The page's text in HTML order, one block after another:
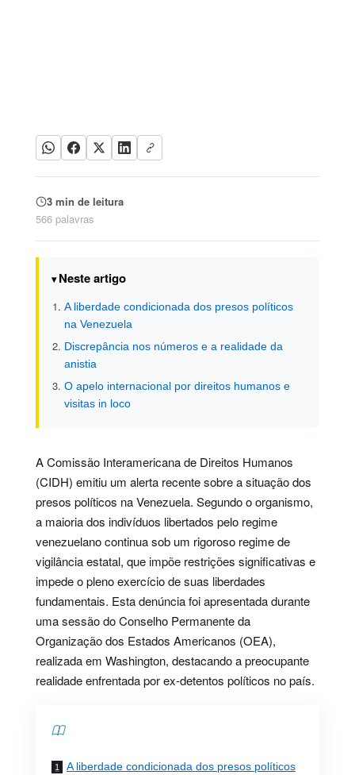
3 min de leitura
566 palavras
Neste artigo
A liberdade condicionada dos presos políticos
na Venezuela
Discrepância nos números e a realidade da
anistia
O apelo internacional por direitos humanos e
visitas in loco
A Comissão Interamericana de Direitos Humanos
(CIDH) emitiu um alerta recente sobre a situação dos
presos políticos na Venezuela. Segundo o organismo,
a maioria dos indivíduos libertados pelo regime
venezuelano continua sob um rigoroso regime de
vigilância estatal, que impõe restrições significativas e
impede o pleno exercício de suas liberdades
fundamentais. Esta denúncia foi apresentada durante
uma sessão do Conselho Permanente da
Organização dos Estados Americanos (OEA),
realizada em Washington, destacando a preocupante
realidade enfrentada por ex-detentos políticos no país.
A liberdade condicionada dos presos políticos